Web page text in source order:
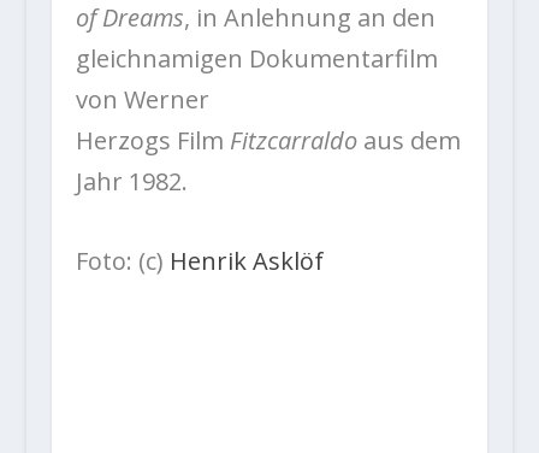
of Dreams, in Anlehnung an den
gleichnamigen Dokumentarfilm
von Werner
Herzogs Film Fitzcarraldoaus dem
Jahr 1982.
Foto: (c) Henrik Asklöf